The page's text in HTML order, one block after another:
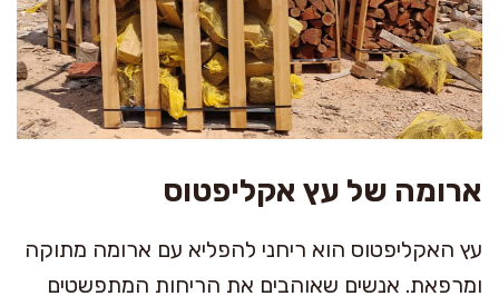
ארומה של עץ אקליפטוס
עץ האקליפטוס הוא ריחני להפליא עם ארומה מתוקה
ומרפאת. אנשים שאוהבים את הריחות המתפשטים